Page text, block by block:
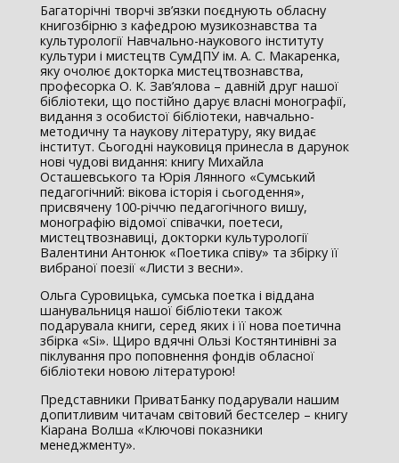
Багаторічні творчі зв’язки поєднують обласну
книгозбірню з кафедрою музикознавства та
культурології Навчально-наукового інституту
культури і мистецтв СумДПУ ім. А. С. Макаренка,
яку очолює докторка мистецтвознавства,
професорка О. К. Зав’ялова – давній друг нашої
бібліотеки, що постійно дарує власні монографії,
видання з особистої бібліотеки, навчально-
методичну та наукову літературу, яку видає
інститут. Сьогодні науковиця принесла в дарунок
нові чудові видання: книгу Михайла
Осташевського та Юрія Лянного «Сумський
педагогічний: вікова історія і сьогодення»,
присвячену 100-річчю педагогічного вишу,
монографію відомої співачки, поетеси,
мистецтвознавиці, докторки культурології
Валентини Антонюк «Поетика співу» та збірку її
вибраної поезії «Листи з весни».
Ольга Суровицька, сумська поетка і віддана
шанувальниця нашої бібліотеки також
подарувала книги, серед яких і її нова поетична
збірка «Si». Щиро вдячні Ользі Костянтинівні за
піклування про поповнення фондів обласної
бібліотеки новою літературою!
Представники ПриватБанку подарували нашим
допитливим читачам світовий бестселер – книгу
Кіарана Волша «Ключові показники
менеджменту».